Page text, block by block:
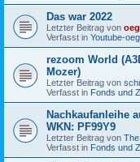
Das war 2022
Letzter Beitrag von
Verfasst in Youtube-
rezoom World
Mozer)
Letzter Beitrag von
Verfasst in Fonds und
Nachkaufanleihe
WKN: PF99Y9
Letzter Beitrag von
Verfasst in Fonds und